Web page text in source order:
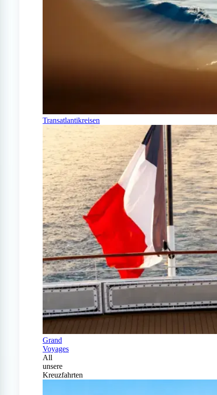
Transatlantikreisen
Grand
Voyages
All
unsere
Kreuzfahrten